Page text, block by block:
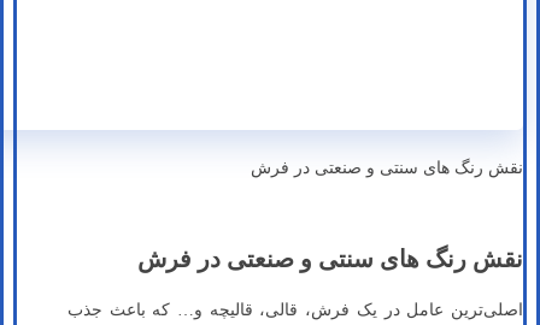
نقش رنگ های سنتی و صنعتی در فرش
نقش رنگ های سنتی و صنعتی در فرش
اصلی‌ترین عامل در یک فرش، قالی، قالیچه و… که باعث جذب